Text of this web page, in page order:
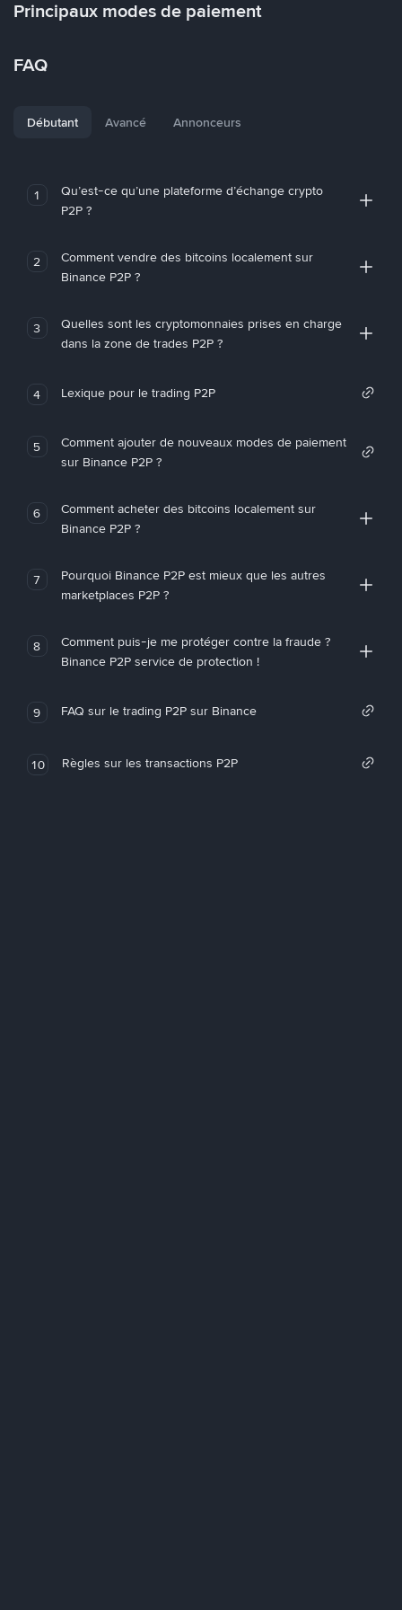
Principaux modes de paiement
FAQ
Débutant Avancé Annonceurs
1
Qu’est-ce qu’une plateforme d’échange crypto
P2P ?
2
Comment vendre des bitcoins localement sur
Binance P2P ?
3
Quelles sont les cryptomonnaies prises en charge
dans la zone de trades P2P ?
4 Lexique pour le trading P2P
5
Comment ajouter de nouveaux modes de paiement
sur Binance P2P ?
6
Comment acheter des bitcoins localement sur
Binance P2P ?
7
Pourquoi Binance P2P est mieux que les autres
marketplaces P2P ?
8
Comment puis-je me protéger contre la fraude ?
Binance P2P service de protection !
9 FAQ sur le trading P2P sur Binance
10 Règles sur les transactions P2P